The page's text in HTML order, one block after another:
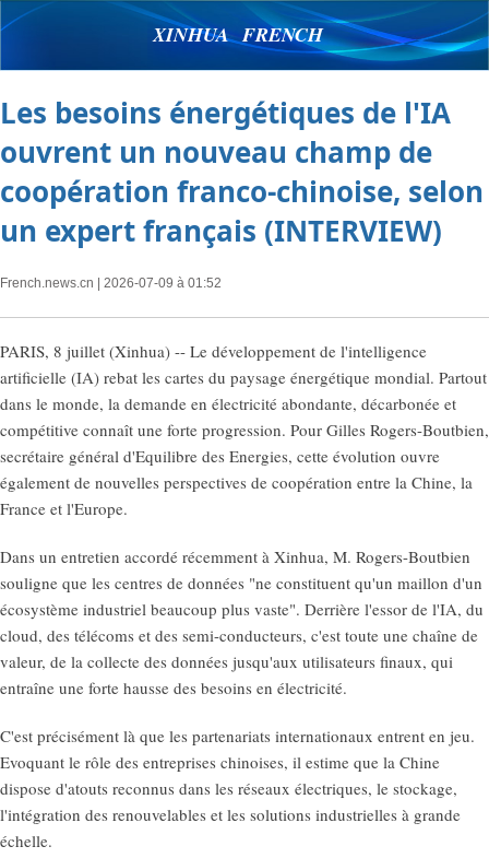
XINHUA FRENCH
Les besoins énergétiques de l'IA
ouvrent un nouveau champ de
coopération franco-chinoise, selon
un expert français (INTERVIEW)
French.news.cn | 2026-07-09 à 01:52
PARIS, 8 juillet (Xinhua) -- Le développement de l'intelligence
artificielle (IA) rebat les cartes du paysage énergétique mondial. Partout
dans le monde, la demande en électricité abondante, décarbonée et
compétitive connaît une forte progression. Pour Gilles Rogers-Boutbien,
secrétaire général d'Equilibre des Energies, cette évolution ouvre
également de nouvelles perspectives de coopération entre la Chine, la
France et l'Europe.
Dans un entretien accordé récemment à Xinhua, M. Rogers-Boutbien
souligne que les centres de données "ne constituent qu'un maillon d'un
écosystème industriel beaucoup plus vaste". Derrière l'essor de l'IA, du
cloud, des télécoms et des semi-conducteurs, c'est toute une chaîne de
valeur, de la collecte des données jusqu'aux utilisateurs finaux, qui
entraîne une forte hausse des besoins en électricité.
C'est précisément là que les partenariats internationaux entrent en jeu.
Evoquant le rôle des entreprises chinoises, il estime que la Chine
dispose d'atouts reconnus dans les réseaux électriques, le stockage,
l'intégration des renouvelables et les solutions industrielles à grande
échelle.